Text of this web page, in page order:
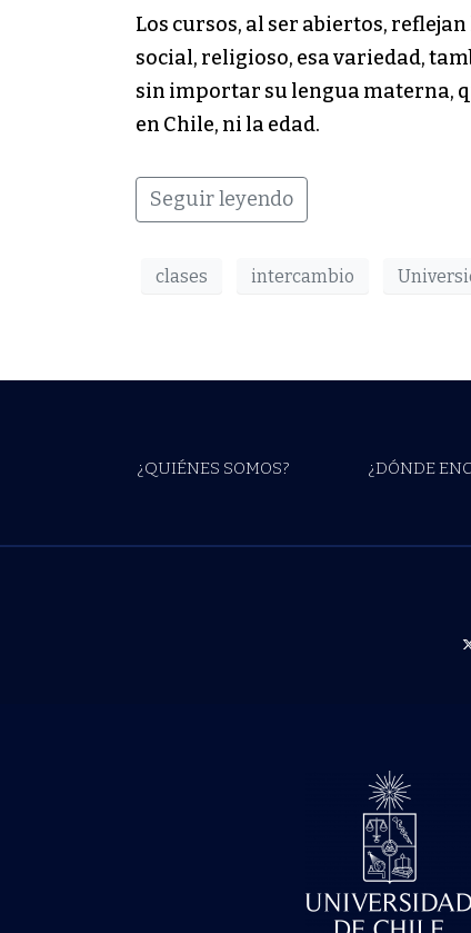
Los cursos, al ser abiertos,
social, religioso, esa variedad,
sin importar su lengua materna,
en Chile, ni la edad.
Seguir leyendo
clases intercambio
¿QUIÉNES SOMOS? ¿DÓNDE